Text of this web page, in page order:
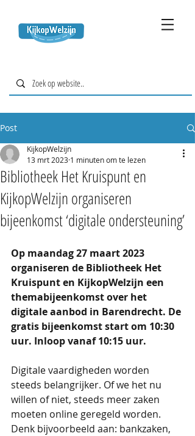
Post
Bibliotheek Het Kruispunt en
KijkopWelzijn organiseren
bijeenkomst ‘digitale ondersteuning’
KijkopWelzijn
13 mrt 2023 1 minuten om te lezen
Op maandag 27 maart 2023
organiseren de Bibliotheek Het
Kruispunt en KijkopWelzijn een
themabijeenkomst over het
digitale aanbod in Barendrecht. De
gratis bijeenkomst start om 10:30
uur. Inloop vanaf 10:15 uur.
Digitale vaardigheden worden
steeds belangrijker. Of we het nu
willen of niet, steeds meer zaken
moeten online geregeld worden.
Denk bijvoorbeeld aan: bankzaken,